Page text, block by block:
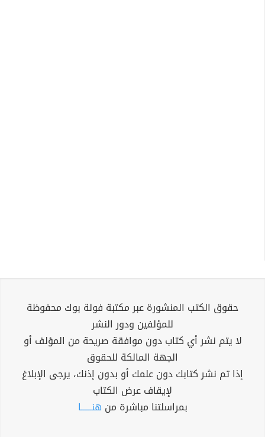
حقوق الكتب المنشورة عبر مكتبة فولة بوك محفوظة
للمؤلفين ودور النشر
لا يتم نشر أي كتاب دون موافقة صريحة من المؤلف أو
الجهة المالكة للحقوق
إذا تم نشر كتابك دون علمك أو بدون إذنك، يرجى الإبلاغ
لإيقاف عرض الكتاب
بمراسلتنا مباشرة من هنــــــا